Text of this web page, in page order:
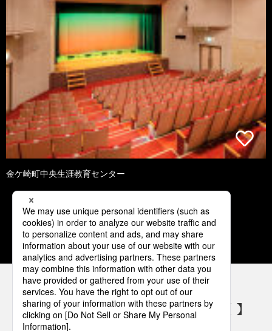
金ケ崎町中央生涯教育センター
1 2 3 4 5
パナソニックの電気設備 SNSアカウント